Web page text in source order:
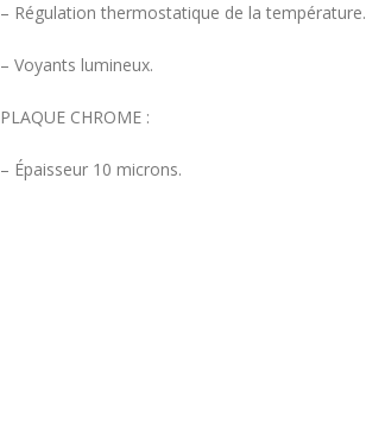
– Régulation thermostatique de la température.
– Voyants lumineux.
PLAQUE CHROME :
– Épaisseur 10 microns.